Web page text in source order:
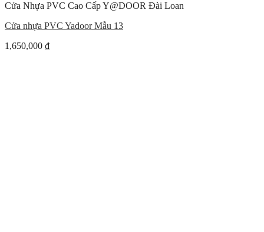
Cửa Nhựa PVC Cao Cấp Y@DOOR Đài Loan
Cửa nhựa PVC Yadoor Mẫu 13
1,650,000 ₫